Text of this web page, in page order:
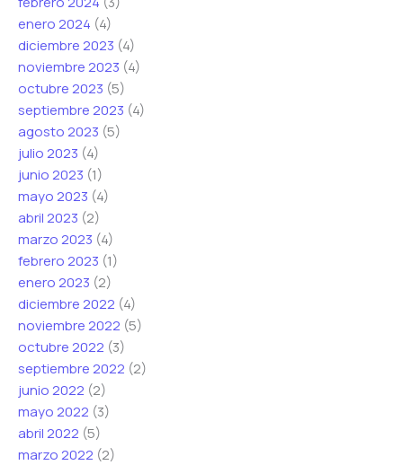
enero 2024 (4)
diciembre 2023 (4)
noviembre 2023 (4)
octubre 2023 (5)
septiembre 2023 (4)
agosto 2023 (5)
julio 2023 (4)
junio 2023 (1)
mayo 2023 (4)
abril 2023 (2)
marzo 2023 (4)
febrero 2023 (1)
enero 2023 (2)
diciembre 2022 (4)
noviembre 2022 (5)
octubre 2022 (3)
septiembre 2022 (2)
junio 2022 (2)
mayo 2022 (3)
abril 2022 (5)
marzo 2022 (2)